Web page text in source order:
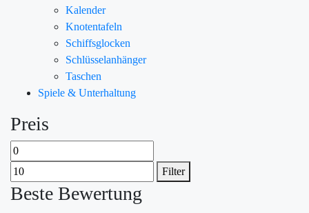
Kalender
Knotentafeln
Schiffsglocken
Schlüsselanhänger
Taschen
Spiele & Unterhaltung
Preis
Filter
Beste Bewertung